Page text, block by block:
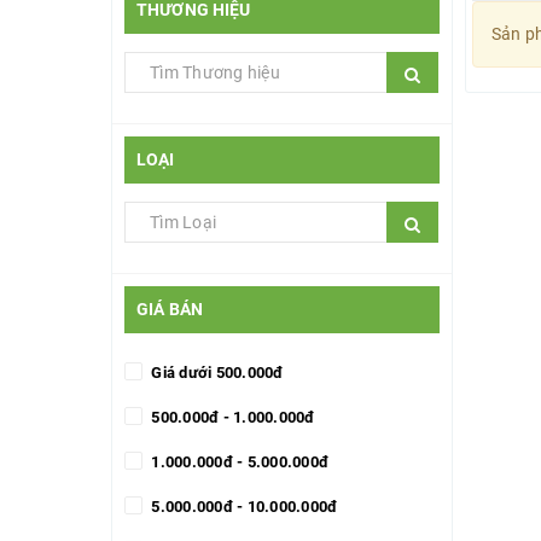
THƯƠNG HIỆU
LOẠI
GIÁ BÁN
Giá dưới 500.000đ
500.000đ - 1.000.000đ
1.000.000đ - 5.000.000đ
5.000.000đ - 10.000.000đ
Sản